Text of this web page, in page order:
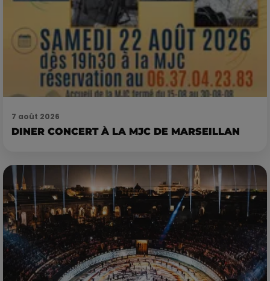
7 août 2026
DINER CONCERT À LA MJC DE MARSEILLAN